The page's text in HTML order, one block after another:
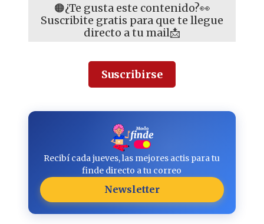
🟠¿Te gusta este contenido?👀
Suscribite gratis para que te llegue
directo a tu mail📩
Suscribirse
Recibí cada jueves, las mejores actis para tu
finde directo a tu correo
Newsletter